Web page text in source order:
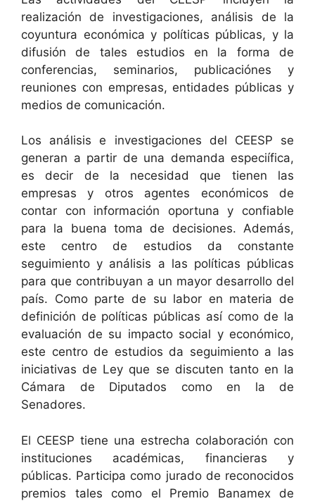
realización de investigaciones, análisis de la
coyuntura económica y políticas públicas, y la
difusión de tales estudios en la forma de
conferencias, seminarios, publicaciónes y
reuniones con empresas, entidades públicas y
medios de comunicación.
Los análisis e investigaciones del CEESP se
generan a partir de una demanda especiífica,
es decir de la necesidad que tienen las
empresas y otros agentes económicos de
contar con información oportuna y confiable
para la buena toma de decisiones. Además,
este centro de estudios da constante
seguimiento y análisis a las políticas públicas
para que contribuyan a un mayor desarrollo del
país. Como parte de su labor en materia de
definición de políticas públicas así como de la
evaluación de su impacto social y económico,
este centro de estudios da seguimiento a las
iniciativas de Ley que se discuten tanto en la
Cámara de Diputados como en la de
Senadores.
El CEESP tiene una estrecha colaboración con
instituciones académicas, financieras y
públicas. Participa como jurado de reconocidos
premios tales como el Premio Banamex de